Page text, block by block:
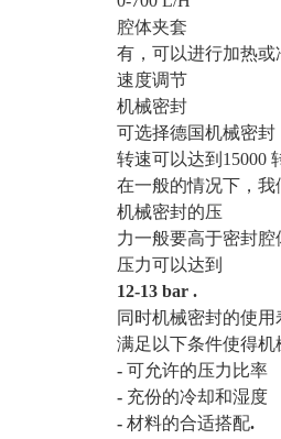
腔体夹套
有，可以进行加热或
速度调节
机械密封
可选择德国机械密封
转速可以达到15000
在一般的情况下，
机械密封的压
力一般要高于密封
压力可以达到
12-13 bar .
同时机械密封的使
满足以下条件使得
- 可允许的压力比率
- 充份的冷却和湿度
- 材料的合适搭配.